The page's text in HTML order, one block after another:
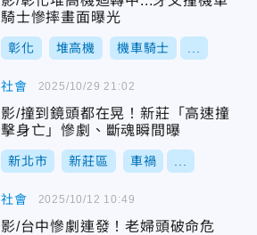
騎士慘摔畫面曝光
彰化 堆高機 機車騎士
社會
影/撞到鏡頭都在晃！新莊「高速撞
擊身亡」慘劇、斷魂瞬間曝
新北市 新莊區 車禍
2025/10/29 21:02
社會
影/台中慘劇連發！老婦頭破命危
2025/10/12 10:49